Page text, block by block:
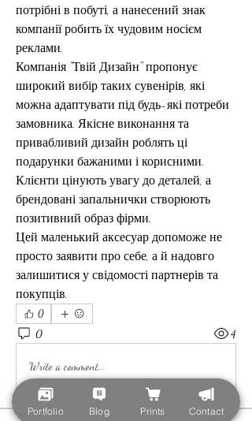
потрібні в побуті, а нанесений знак
компанії робить їх чудовим носієм
реклами.
Компанія "Твій Дизайн" пропонує
широкий вибір таких сувенірів, які
можна адаптувати під будь-які потреби
замовника. Якісне виконання та
привабливий дизайн роблять ці
подарунки бажаними і корисними.
Клієнти цінують увагу до деталей, а
брендовані запальнички створюють
позитивний образ фірми.
Цей маленький аксесуар допоможе не
просто заявити про себе, а й надовго
залишитися у свідомості партнерів та
покупців.
0
0 4
Write a comment...
Portfolio Blog Prints Contact